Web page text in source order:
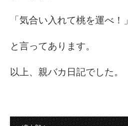
「気合い入れて桃を運べ！」
と言ってあります。
以上、親バカ日記でした。